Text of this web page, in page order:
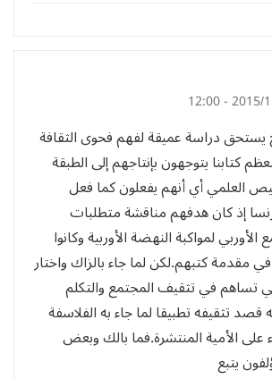
2015/11/
يستحق دراسة عميقة لفهم فحوى الثقافة
كتابنا يتوجهون بإنتاجهم إلى الطبقة
العلمي أي أنهم يفعلون كما فعل
إذ كان هدفهم مناقشة متطلبات
لمواكبة النهضة الأوربية وكانوا
مقدمة كتبهم.لكن لما جاء بالزاك واختار
تساهم في تثقيف المجتمع والتكلم
قصد تثقيفه تطبيقا لما جاء به الفلاسفة
على الأمية المنتشرة.فما بالك وبعض
يتبع